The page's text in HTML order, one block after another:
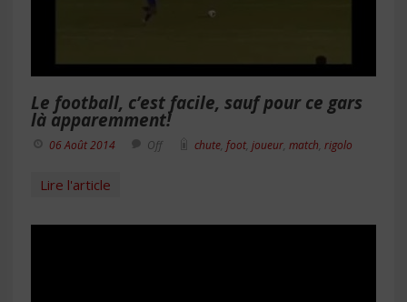
Le football, c’est facile, sauf pour ce gars
là apparemment!
06 Août 2014 Off chute foot joueur match rigolo
Lire l'article